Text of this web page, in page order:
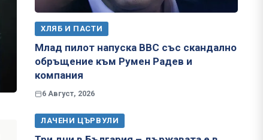
ХЛЯБ И ПАСТИ
Млад пилот напуска ВВС със скандално
обръщение към Румен Радев и
компания
6 Август, 2026
ЛАЧЕНИ ЦЪРВУЛИ